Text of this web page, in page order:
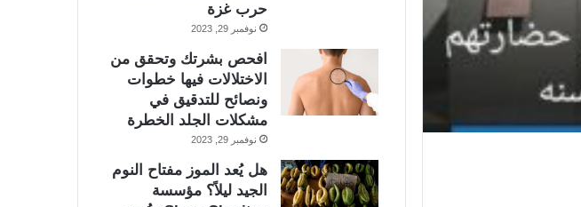
حرب غزة
نوفمبر 29, 2023
افحص بشرتك وتحقق من
الاختلالات فيها خطوات
ونصائح للتدقيق في
مشكلات الجلد الخطرة
نوفمبر 29, 2023
هل يُعد الموز مفتاح النوم
الجيد ليلاً؟ مؤسسة